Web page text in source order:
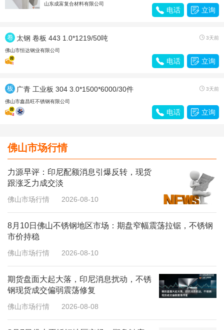
山东成富复合材料有限公司
 电话  立询
卷
带
太钢 卷板 443 1.0*1219/50吨  3天前
佛山市恒达钢业有限公司
 电话  立询
板
材
广青 工业板 304 3.0*1500*6000/30件  3天前
佛山市鑫昌旺不锈钢有限公司
 电话  立询
佛山市场行情
力源早评：印尼配额消息引爆反转，现货
跟涨乏力成交淡
佛山市场行情 2026-08-10
8月10日佛山不锈钢地区市场：期盘窄幅震荡拉锯，不锈钢
市价持稳
佛山市场行情 2026-08-10
期货盘面大起大落，印尼消息扰动，不锈
钢现货成交偏弱震荡修复
佛山市场行情 2026-08-08